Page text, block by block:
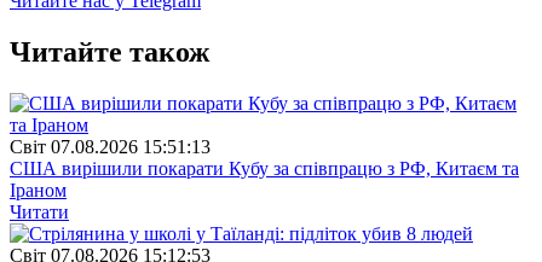
Читайте також
Свiт 07.08.2026 15:51:13
США вирішили покарати Кубу за співпрацю з РФ, Китаєм та
Іраном
Читати
Свiт 07.08.2026 15:12:53